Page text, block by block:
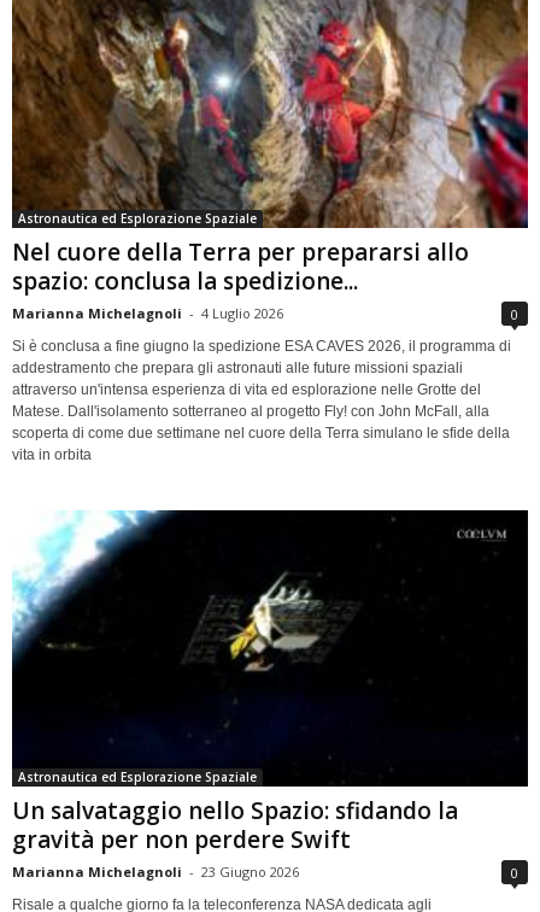
Astronautica ed Esplorazione Spaziale
Nel cuore della Terra per prepararsi allo
spazio: conclusa la spedizione...
Marianna Michelagnoli - 4 Luglio 2026 0
Si è conclusa a fine giugno la spedizione ESA CAVES 2026, il programma di
addestramento che prepara gli astronauti alle future missioni spaziali
attraverso un'intensa esperienza di vita ed esplorazione nelle Grotte del
Matese. Dall'isolamento sotterraneo al progetto Fly! con John McFall, alla
scoperta di come due settimane nel cuore della Terra simulano le sfide della
vita in orbita
Astronautica ed Esplorazione Spaziale
Un salvataggio nello Spazio: sfidando la
gravità per non perdere Swift
Marianna Michelagnoli - 23 Giugno 2026 0
Risale a qualche giorno fa la teleconferenza NASA dedicata agli